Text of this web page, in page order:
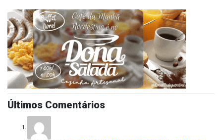
Últimos Comentários